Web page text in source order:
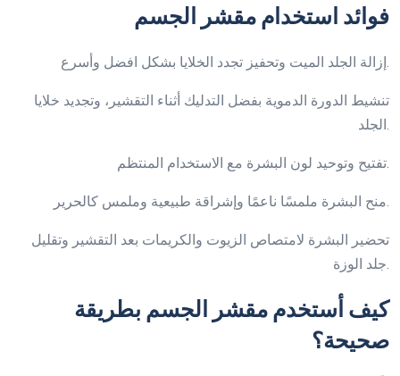
فوائد استخدام مقشر الجسم
إزالة الجلد الميت وتحفيز تجدد الخلايا بشكل افضل وأسرع.
تنشيط الدورة الدموية بفضل التدليك أثناء التقشير، وتجديد خلايا
الجلد.
تفتيح وتوحيد لون البشرة مع الاستخدام المنتظم.
منح البشرة ملمسًا ناعمًا وإشراقة طبيعية وملمس كالحرير.
تحضير البشرة لامتصاص الزيوت والكريمات بعد التقشير وتقليل
جلد الوزة.
كيف أستخدم مقشر الجسم بطريقة
صحيحة؟